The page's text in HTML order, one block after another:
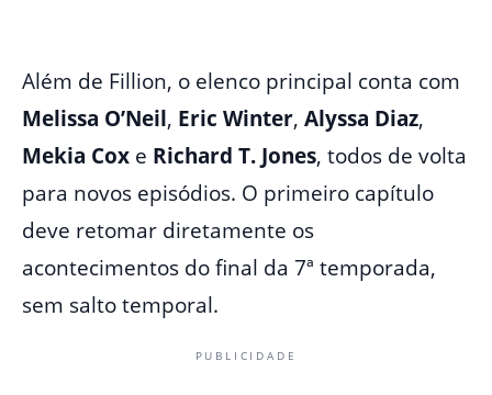
Além de Fillion, o elenco principal conta com
Melissa O’Neil, Eric Winter, Alyssa Diaz,
Mekia Cox e Richard T. Jones, todos de volta
para novos episódios. O primeiro capítulo
deve retomar diretamente os
acontecimentos do final da 7ª temporada,
sem salto temporal.
PUBLICIDADE